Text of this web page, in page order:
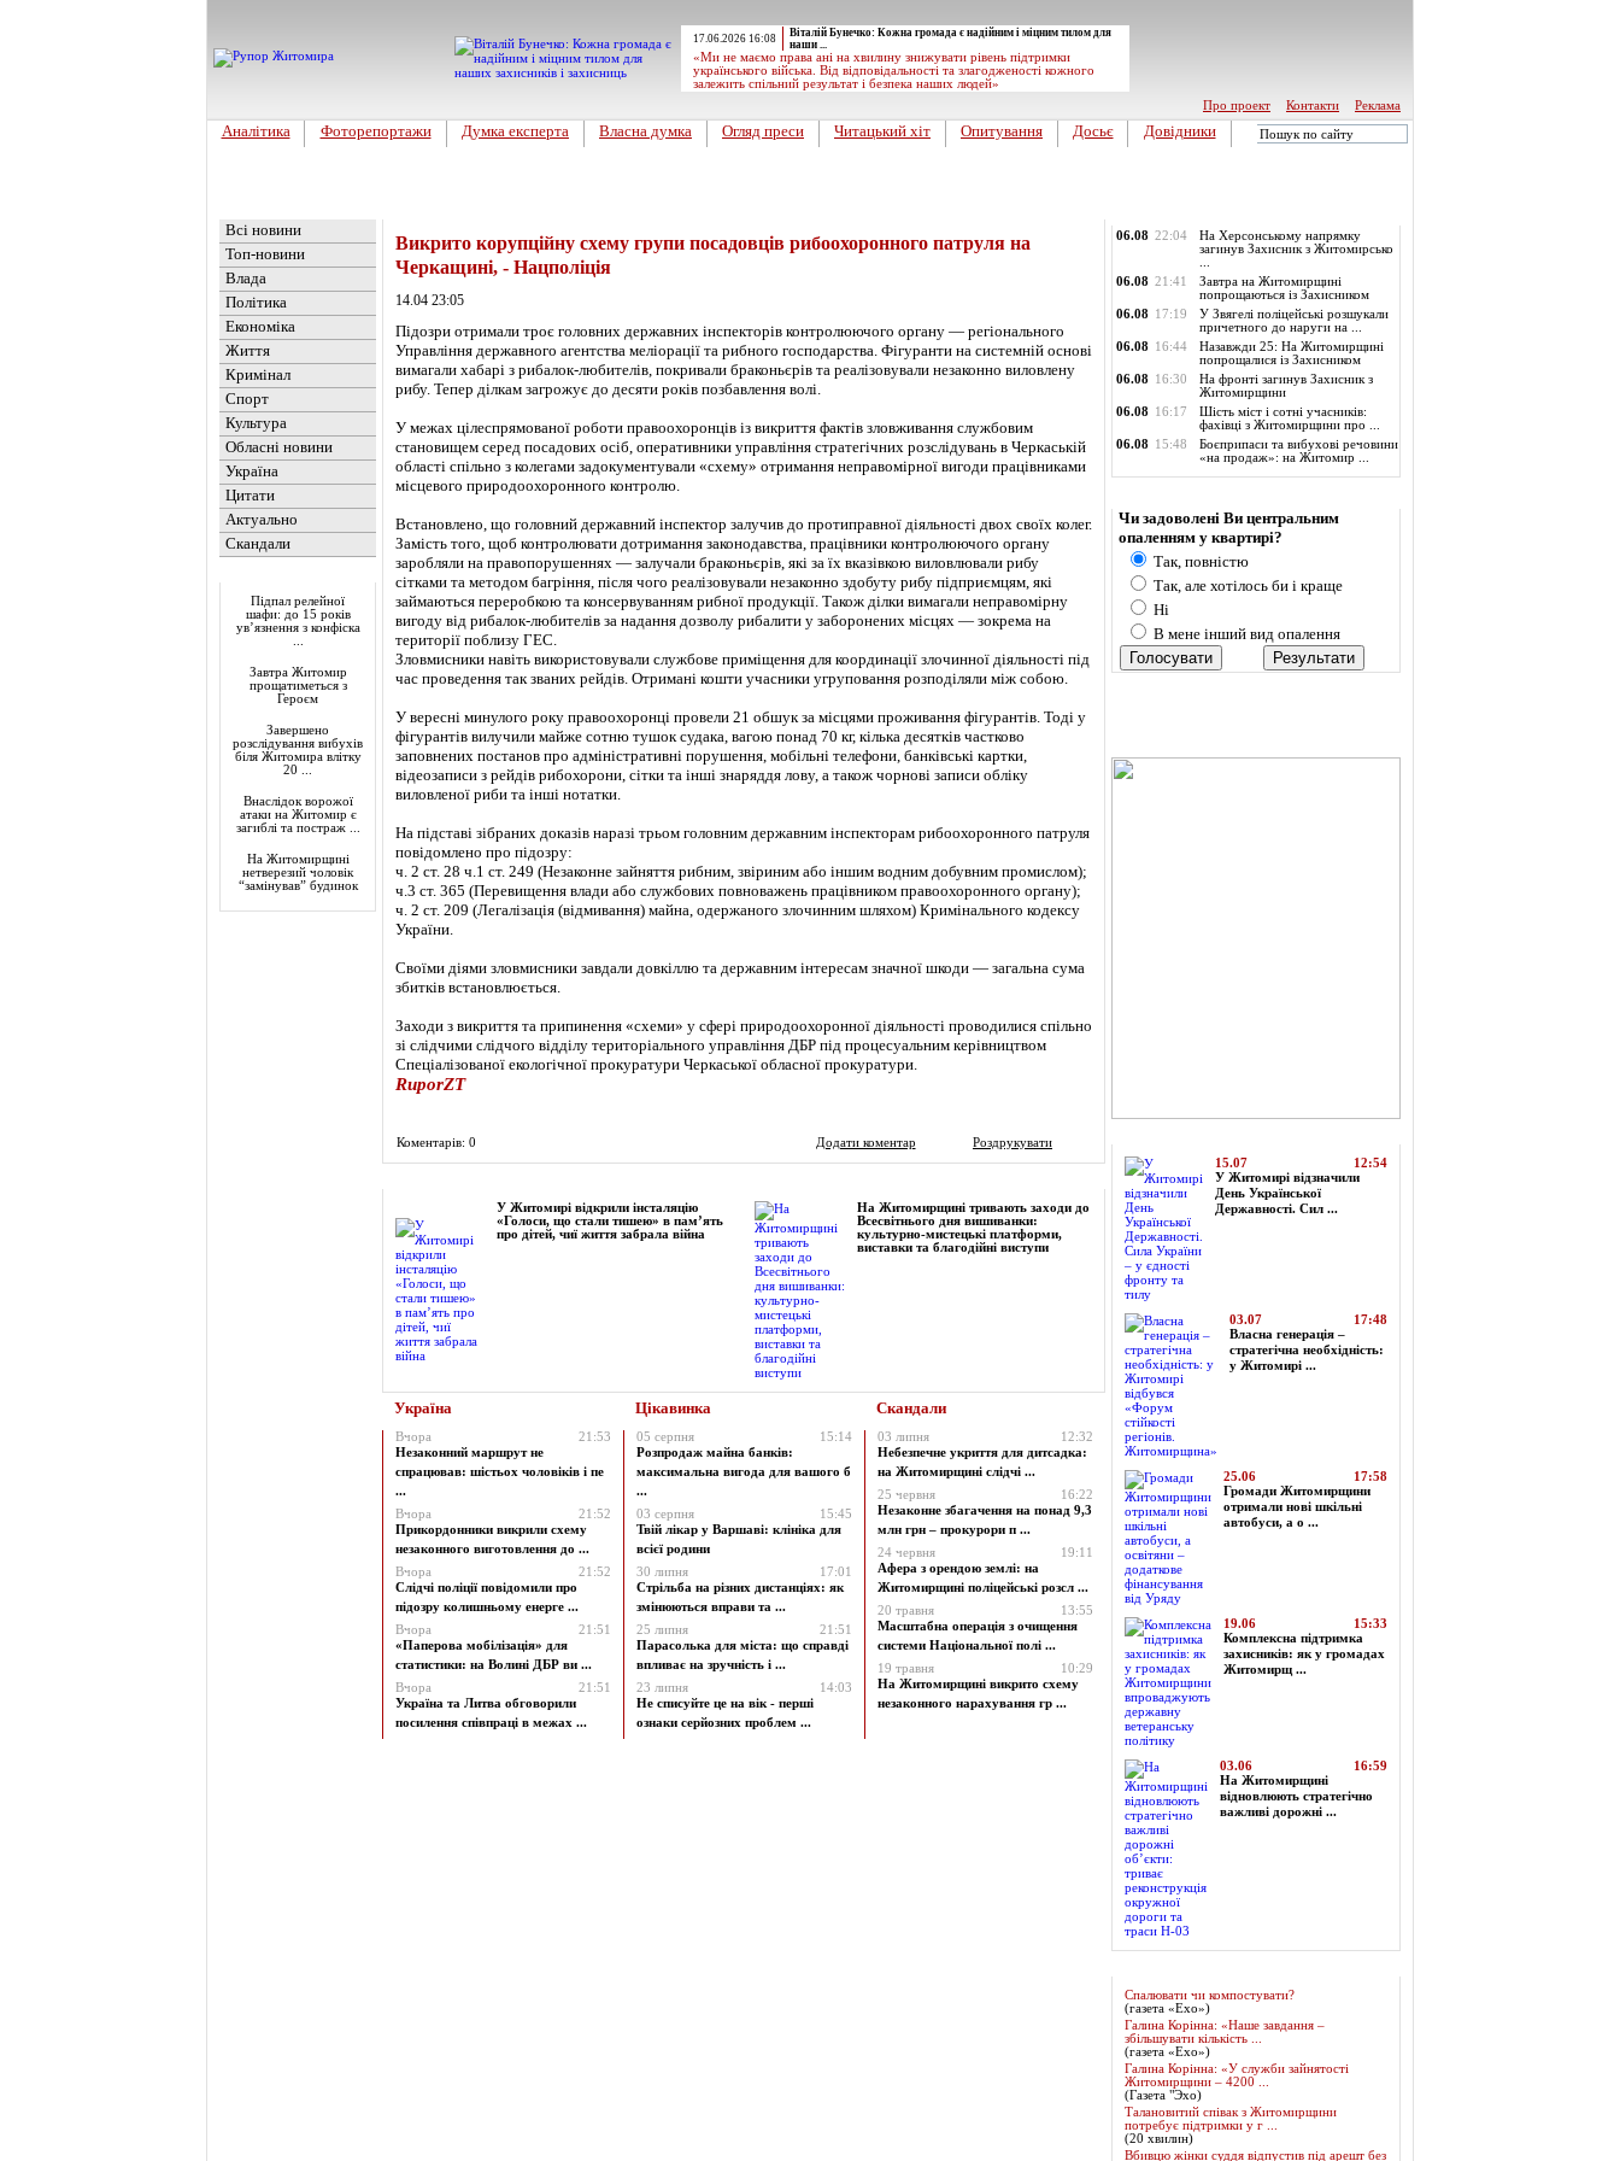
17.06.2026 16:08
Віталій Бунечко: Кожна громада є надійним і міцним тилом для
наши ...
«Ми не маємо права ані на хвилину знижувати рівень підтримки
українського війська. Від відповідальності та злагодженості кожного
залежить спільний результат і безпека наших людей»
Про проект
Контакти Реклама
Аналітика Фоторепортажи Думка експерта Власна думка Огляд преси Читацький хіт Опитування Досьє Довідники
Всі новини
Топ-новини
Влада
Політика
Економіка
Життя
Кримінал
Спорт
Культура
Обласні новини
Україна
Цитати
Актуально
Скандали
Підпал релейної
шафи: до 15 років
ув’язнення з конфіска
Завтра Житомир
прощатиметься з
Героєм
Завершено
розслідування вибухів
біля Житомира влітку
20 ...
Внаслідок ворожої
атаки на Житомир є
загиблі та постраж ...
На Житомирщині
нетверезий чоловік
“замінував” будинок
Викрито корупційну схему групи посадовців рибоохоронного патруля на
Черкащині, - Нацполіція
14.04 23:05
Підозри отримали троє головних державних інспекторів контролюючого органу — регіонального
Управління державного агентства меліорації та рибного господарства. Фігуранти на системній основі
вимагали хабарі з рибалок-любителів, покривали браконьєрів та реалізовували незаконно виловлену
рибу. Тепер ділкам загрожує до десяти років позбавлення волі.
У межах цілеспрямованої роботи правоохоронців із викриття фактів зловживання службовим
становищем серед посадових осіб, оперативники управління стратегічних розслідувань в Черкаській
області спільно з колегами задокументували «схему» отримання неправомірної вигоди працівниками
місцевого природоохоронного контролю.
Встановлено, що головний державний інспектор залучив до протиправної діяльності двох своїх колег.
Замість того, щоб контролювати дотримання законодавства, працівники контролюючого органу
заробляли на правопорушеннях — залучали браконьєрів, які за їх вказівкою виловлювали рибу
сітками та методом багріння, після чого реалізовували незаконно здобуту рибу підприємцям, які
займаються переробкою та консервуванням рибної продукції. Також ділки вимагали неправомірну
вигоду від рибалок-любителів за надання дозволу рибалити у заборонених місцях — зокрема на
території поблизу ГЕС.
Зловмисники навіть використовували службове приміщення для координації злочинної діяльності під
час проведення так званих рейдів. Отримані кошти учасники угруповання розподіляли між собою.
У вересні минулого року правоохоронці провели 21 обшук за місцями проживання фігурантів. Тоді у
фігурантів вилучили майже сотню тушок судака, вагою понад 70 кг, кілька десятків частково
заповнених постанов про адміністративні порушення, мобільні телефони, банківські картки,
відеозаписи з рейдів рибохорони, сітки та інші знаряддя лову, а також чорнові записи обліку
виловленої риби та інші нотатки.
На підставі зібраних доказів наразі трьом головним державним інспекторам рибоохоронного патруля
повідомлено про підозру:
ч. 2 ст. 28 ч.1 ст. 249 (Незаконне зайняття рибним, звіриним або іншим водним добувним промислом);
ч.3 ст. 365 (Перевищення влади або службових повноважень працівником правоохоронного органу);
ч. 2 ст. 209 (Легалізація (відмивання) майна, одержаного злочинним шляхом) Кримінального кодексу
України.
Своїми діями зловмисники завдали довкіллю та державним інтересам значної шкоди — загальна сума
збитків встановлюється.
Заходи з викриття та припинення «схеми» у сфері природоохоронної діяльності проводилися спільно
зі слідчими слідчого відділу територіального управління ДБР під процесуальним керівництвом
Спеціалізованої екологічної прокуратури Черкаської обласної прокуратури.
RuporZT
Коментарів: 0 Додати коментар Роздрукувати
У Житомирі відкрили інсталяцію
«Голоси, що стали тишею» в пам’ять
про дітей, чиї життя забрала війна
На Житомирщині тривають заходи до
Всесвітнього дня вишиванки:
культурно-мистецькі платформи,
виставки та благодійні виступи
Україна Цікавинка Скандали
Вчора
21:53
Незаконний маршрут не
спрацював: шістьох чоловіків і пе
...
Вчора
21:52
Прикордонники викрили схему
незаконного виготовлення до ...
Вчора
21:52
Слідчі поліції повідомили про
підозру колишньому енерге ...
Вчора
21:51
«Паперова мобілізація» для
статистики: на Волині ДБР ви ...
Вчора
21:51
Україна та Литва обговорили
посилення співпраці в межах ...
05 серпня
15:14
Розпродаж майна банків:
максимальна вигода для вашого б
...
03 серпня
15:45
Твій лікар у Варшаві: клініка для
всієї родини
30 липня
17:01
Стрільба на різних дистанціях: як
змінюються вправи та ...
25 липня
21:51
Парасолька для міста: що справді
впливає на зручність і ...
23 липня
14:03
Не списуйте це на вік - перші
ознаки серйозних проблем ...
03 липня
12:32
Небезпечне укриття для дитсадка:
на Житомирщині слідчі ...
25 червня
16:22
Незаконне збагачення на понад 9,3
млн грн – прокурори п ...
24 червня
19:11
Афера з орендою землі: на
Житомирщині поліцейські розсл ...
20 травня
13:55
Масштабна операція з очищення
системи Національної полі ...
19 травня
10:29
На Житомирщині викрито схему
незаконного нарахування гр ...
06.08 22:04
На Херсонському напрямку
загинув Захисник з Житомирсько
06.08 21:41
Завтра на Житомирщині
попрощаються із Захисником
06.08 17:19
У Звягелі поліцейські розшукали
причетного до наруги на ...
06.08 16:44
Назавжди 25: На Житомирщині
попрощалися із Захисником
06.08 16:30
На фронті загинув Захисник з
Житомирщини
06.08 16:17
Шість міст і сотні учасників:
фахівці з Житомирщини про ...
06.08 15:48
Боєприпаси та вибухові речовини
«на продаж»: на Житомир ...
Чи задоволені Ви центральним
опаленням у квартирі?
Так, повністю
Так, але хотілось би і краще
Ні
В мене інший вид опалення
15.07
12:54
У Житомирі відзначили
День Української
Державності. Сил ...
03.07
17:48
Власна генерація –
стратегічна необхідність:
у Житомирі ...
25.06
17:58
Громади Житомирщини
отримали нові шкільні
автобуси, а о ...
19.06
15:33
Комплексна підтримка
захисників: як у громадах
Житомирщ ...
03.06
16:59
На Житомирщині
відновлюють стратегічно
важливі дорожні ...
Спалювати чи компостувати?
(газета «Ехо»)
Галина Корінна: «Наше завдання –
збільшувати кількість ...
(газета «Ехо»)
Галина Корінна: «У служби зайнятості
Житомирщини – 4200 ...
(Газета "Эхо)
Талановитий співак з Житомирщини
потребує підтримки у г ...
(20 хвилин)
Вбивцю жінки суддя відпустив під арешт без